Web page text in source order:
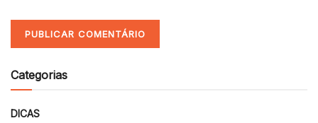
Categorias
DICAS